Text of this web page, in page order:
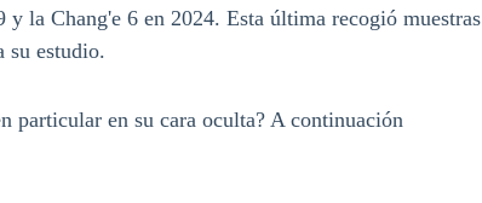
y la Chang'e 6 en 2024. Esta última recogió muestras
su estudio.
particular en su cara oculta? A continuación